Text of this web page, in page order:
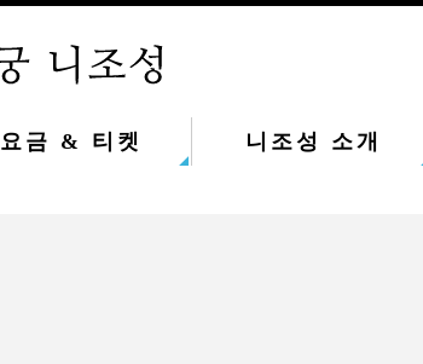
요금 & 티켓 니조성 소개